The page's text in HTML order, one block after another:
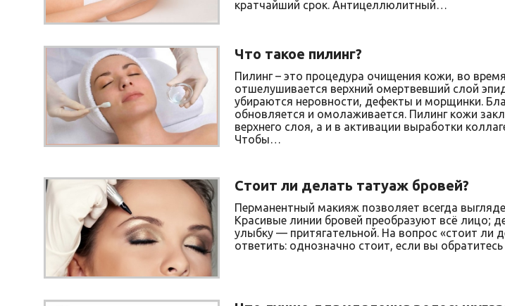
кратчайший срок. Антицеллюлитный…
Что такое пилинг?
Пилинг – это процедура очищения кожи, во
отшелушивается верхний омертвевший слой
убираются неровности, дефекты и морщинки.
обновляется и омолаживается. Пилинг кожи
верхнего слоя, а и в активации выработки
Чтобы…
Стоит ли делать татуаж бровей?
Перманентный макияж позволяет всегда
Красивые линии бровей преобразуют всё лицо;
улыбку — притягательной. На вопрос «стоит ли
ответить: однозначно стоит, если вы